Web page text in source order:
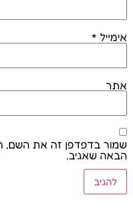
אימייל *
אתר
שמור בדפדפן זה את השם,
הבאה שאגיב.